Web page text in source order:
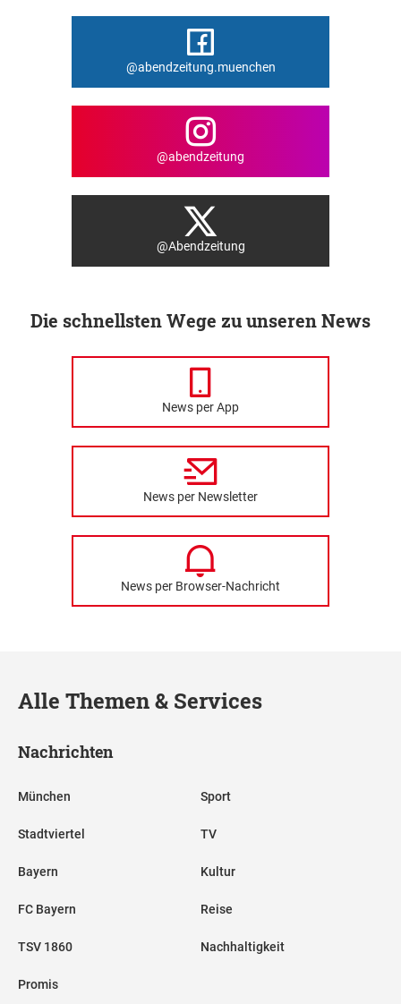
@abendzeitung.muenchen
@abendzeitung
@Abendzeitung
Die schnellsten Wege zu unseren News
News per App
News per Newsletter
News per Browser-Nachricht
Alle Themen & Services
Nachrichten
München
Stadtviertel
Bayern
FC Bayern
TSV 1860
Promis
Sport
TV
Kultur
Reise
Nachhaltigkeit